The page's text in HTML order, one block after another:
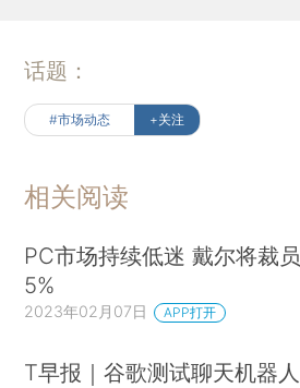
话题：
#市场动态 +关注
相关阅读
PC市场持续低迷 戴尔将裁员
5%
2023年02月07日 APP打开
T早报｜谷歌测试聊天机器人